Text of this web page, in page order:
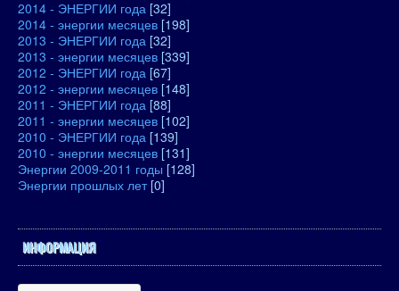
2014 - ЭНЕРГИИ года [32]
2014 - энергии месяцев [198]
2013 - ЭНЕРГИИ года [32]
2013 - энергии месяцев [339]
2012 - ЭНЕРГИИ года [67]
2012 - энергии месяцев [148]
2011 - ЭНЕРГИИ года [88]
2011 - энергии месяцев [102]
2010 - ЭНЕРГИИ года [139]
2010 - энергии месяцев [131]
Энергии 2009-2011 годы [128]
Энергии прошлых лет [0]
ИНФОРМАЦИЯ